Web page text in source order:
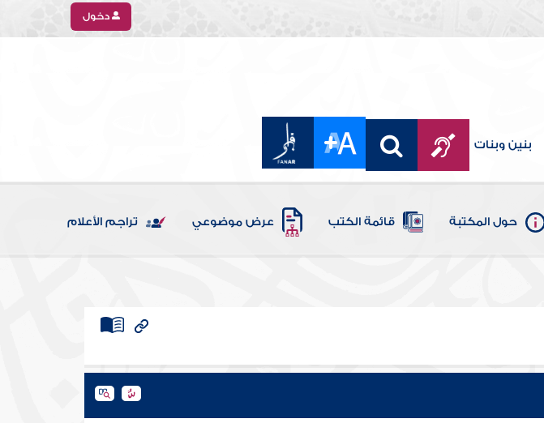
دخول
بنين وبنات
حول المكتبة قائمة الكتب عرض موضوعي تراجم الأعلام